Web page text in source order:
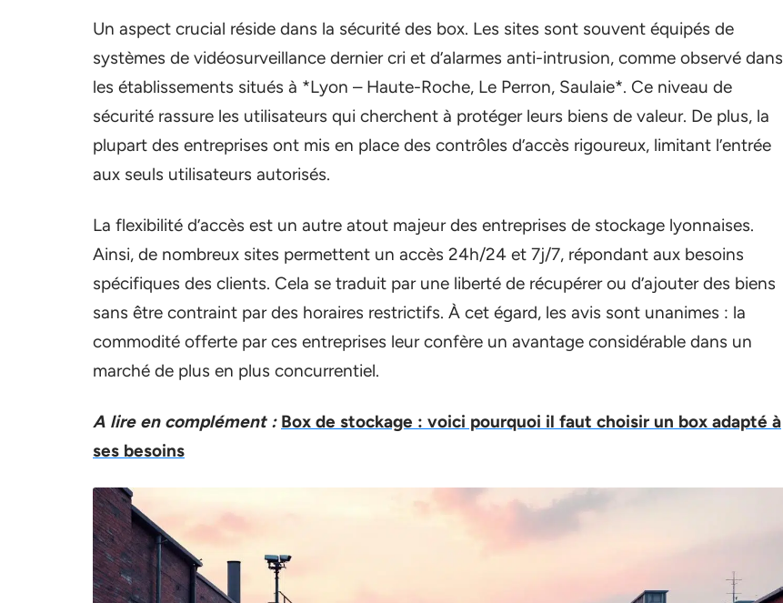
Un aspect crucial réside dans la sécurité des box. Les sites sont souvent équipés de
systèmes de vidéosurveillance dernier cri et d’alarmes anti-intrusion, comme observé dans
les établissements situés à *Lyon – Haute-Roche, Le Perron, Saulaie*. Ce niveau de
sécurité rassure les utilisateurs qui cherchent à protéger leurs biens de valeur. De plus, la
plupart des entreprises ont mis en place des contrôles d’accès rigoureux, limitant l’entrée
aux seuls utilisateurs autorisés.
La flexibilité d’accès est un autre atout majeur des entreprises de stockage lyonnaises.
Ainsi, de nombreux sites permettent un accès 24h/24 et 7j/7, répondant aux besoins
spécifiques des clients. Cela se traduit par une liberté de récupérer ou d’ajouter des biens
sans être contraint par des horaires restrictifs. À cet égard, les avis sont unanimes : la
commodité offerte par ces entreprises leur confère un avantage considérable dans un
marché de plus en plus concurrentiel.
A lire en complément : Box de stockage : voici pourquoi il faut choisir un box adapté à
ses besoins